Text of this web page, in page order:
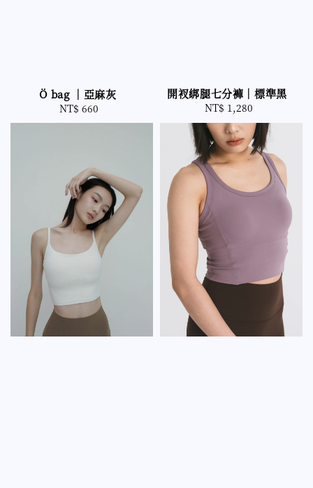
Ö bag ｜亞麻灰
Regular
price
NT$ 660
開衩綁腿七分褲｜標準黑
Regular
price
NT$ 1,280